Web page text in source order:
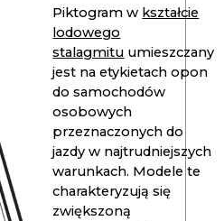
Piktogram w kształcie
lodowego
stalagmitu umieszczany
jest na etykietach opon
do samochodów
osobowych
przeznaczonych do
jazdy w najtrudniejszych
warunkach. Modele te
charakteryzują się
zwiększoną